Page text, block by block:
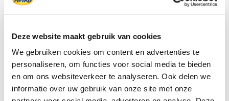
Deze website maakt gebruik van cookies
We gebruiken cookies om content en advertenties te
personaliseren, om functies voor social media te bieden
en om ons websiteverkeer te analyseren. Ook delen we
informatie over uw gebruik van onze site met onze